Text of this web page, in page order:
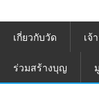
เกี่ยวกับวัด เจ้
ร่วมสร้างบุญ